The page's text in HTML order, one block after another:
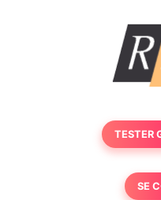
TESTER
SE